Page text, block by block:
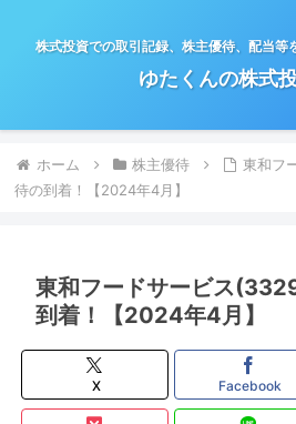
株式投資での取引記録、株主優待、配当等
ゆたくんの株式
ホーム 株主優待
東和フ
待の到着！【2024年4月】
東和フードサービス
到着！【2024年4月】
X Facebook